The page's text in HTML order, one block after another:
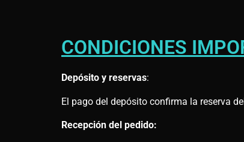
CONDICIONES
Depósito y reservas:
El pago del depósito confirma la reserva
Recepción del pedido: